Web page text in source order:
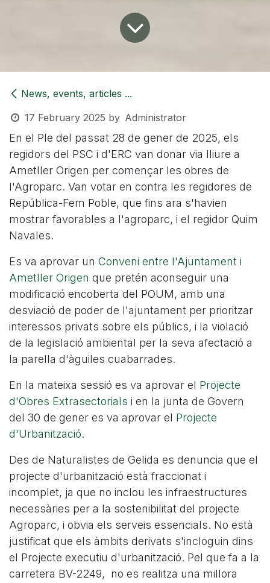
News, events, articles ...
17 February 2025 by Administrator
En el Ple del passat 28 de gener de 2025, els
regidors del PSC i d'ERC van donar via lliure a
Ametller Origen per començar les obres de
l'Agroparc. Van votar en contra les regidores de
República-Fem Poble, que fins ara s'havien
mostrar favorables a l'agroparc, i el regidor Quim
Navales.
Es va aprovar un Conveni entre l'Ajuntament i
Ametller Origen que pretén aconseguir una
modificació encoberta del POUM, amb una
desviació de poder de l'ajuntament per prioritzar
interessos privats sobre els públics, i la violació
de la legislació ambiental per la seva afectació a
la parella d'àguiles cuabarrades.
En la mateixa sessió es va aprovar el Projecte
d'Obres Extrasectorials i en la junta de Govern
del 30 de gener es va aprovar el Projecte
d'Urbanització.
Des de Naturalistes de Gelida es denuncia que el
projecte d'urbanització està fraccionat i
incomplet, ja que no inclou les infraestructures
necessàries per a la sostenibilitat del projecte
Agroparc, i obvia els serveis essencials. No està
justificat que els àmbits derivats s'incloguin dins
el Projecte executiu d'urbanització. Pel que fa a la
carretera BV-2249, no es realitza una millora